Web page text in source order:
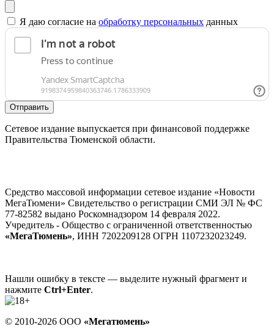
Я даю согласие на обработку персональных данных
Отправить
Сетевое издание выпускается при финансовой поддержке
Правительства Тюменской области.
Средство массовой информации сетевое издание «Новости
МегаТюмени» Свидетельство о регистрации СМИ ЭЛ № ФС
77-82582 выдано Роскомнадзором 14 февраля 2022.
Учредитель - Общество с ограниченной ответственностью
«МегаТюмень», ИНН 7202209128 ОГРН 1107232023249.
Нашли ошибку в тексте — выделите нужный фрагмент и
нажмите Ctrl+Enter.
© 2010-2026 ООО «Мегатюмень»